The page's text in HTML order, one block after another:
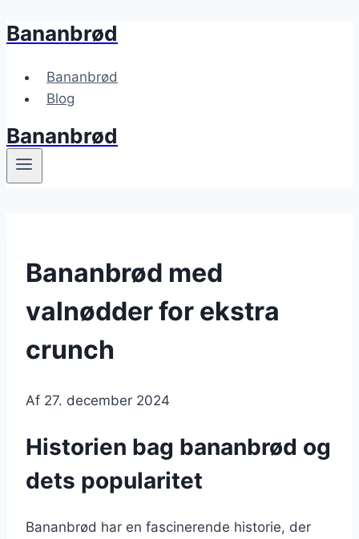
Fortsæt
indhold
Bananbrød
Bananbrød
Blog
Bananbrød
Bananbrød med
valnødder for ekstra
crunch
Af 27. december 2024
Historien bag bananbrød og
dets popularitet
Bananbrød har en fascinerende historie, der